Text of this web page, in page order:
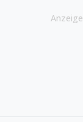
Anzeige